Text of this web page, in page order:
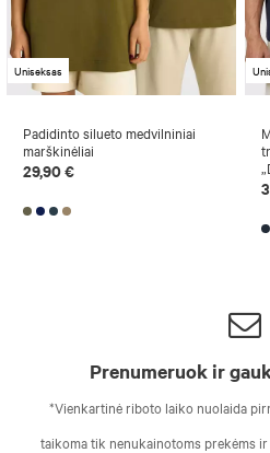
Uniseksas
Padidinto silueto medvilniniai
marškinėliai
29,90 €
Prenumeruok ir
*Vienkartinė riboto laiko nuolaida
taikoma tik nenukainotoms prekėms